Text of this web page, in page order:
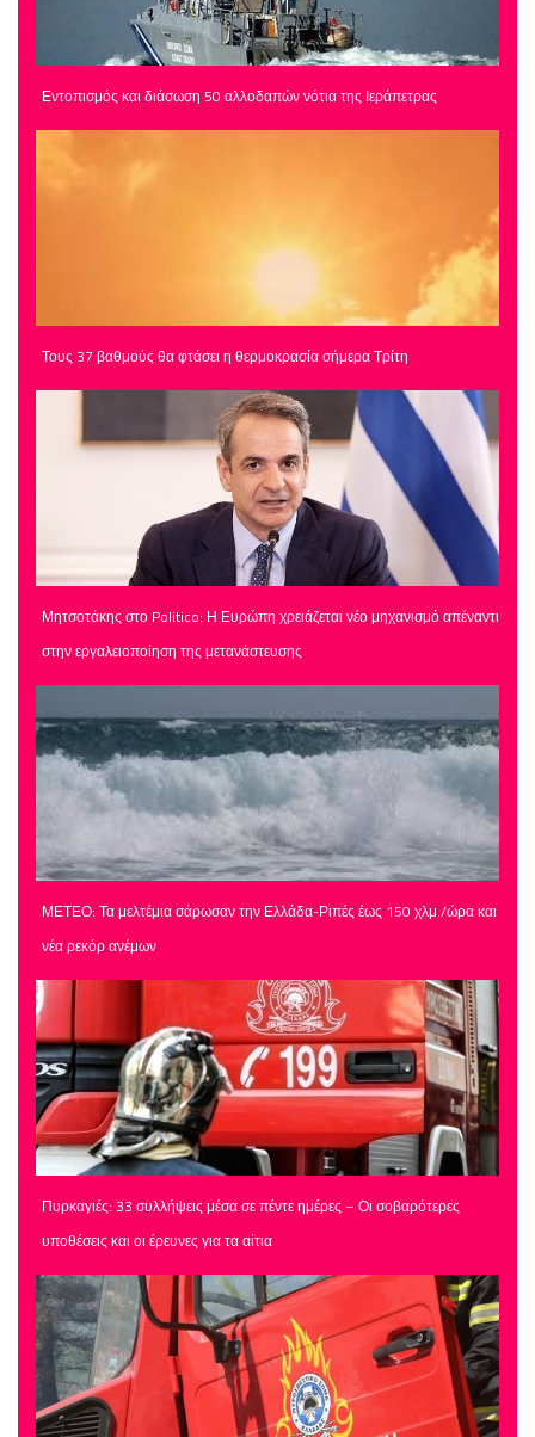
Εντοπισμός και διάσωση 50 αλλοδαπών νότια της Ιεράπετρας
Τους 37 βαθμούς θα φτάσει η θερμοκρασία σήμερα Τρίτη
Μητσοτάκης στο Politico: Η Ευρώπη χρειάζεται νέο μηχανισμό απέναντι
στην εργαλειοποίηση της μετανάστευσης
ΜΕΤΕΟ: Τα μελτέμια σάρωσαν την Ελλάδα-Ριπές έως 150 χλμ./ώρα και
νέα ρεκόρ ανέμων
Πυρκαγιές: 33 συλλήψεις μέσα σε πέντε ημέρες – Οι σοβαρότερες
υποθέσεις και οι έρευνες για τα αίτια